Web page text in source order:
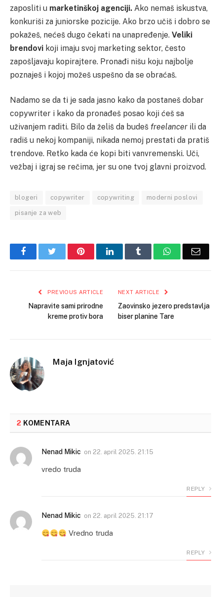
zaposliti u marketinškoj agenciji. Ako nemaš iskustva,
konkuriši za juniorske pozicije. Ako brzo učiš i dobro se
pokažeš, nećeš dugo čekati na unapređenje. Veliki
brendovi koji imaju svoj marketing sektor, često
zapošljavaju kopirajtere. Pronađi nišu koju najbolje
poznaješ i kojoj možeš uspešno da se obraćaš.
Nadamo se da ti je sada jasno kako da postaneš dobar
copywriter i kako da pronađeš posao koji ćeš sa
uživanjem raditi. Bilo da želiš da budeš freelancer ili da
radiš u nekoj kompaniji, nikada nemoj prestati da pratiš
trendove. Retko kada će kopi biti vanvremenski. Uči,
vežbaj i igraj se rečima, jer su one tvoj glavni proizvod.
blogeri copywriter copywriting moderni poslovi
pisanje za web
FacebookTwitter PinterestLinkedInTumblr WhatsAppEmail
PREVIOUS ARTICLE
Napravite sami prirodne
kreme protiv bora
NEXT ARTICLE
Zaovinsko jezero predstavlja
biser planine Tare
Maja Ignjatović
2 KOMENTARA
Nenad Mikic on 22. april 2025. 21:15
vredo truda
REPLY
Nenad Mikic on 22. april 2025. 21:17
Vredno truda
REPLY